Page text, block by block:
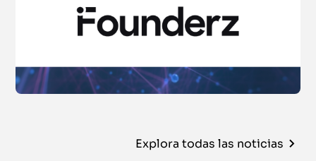
Explora todas las noticias